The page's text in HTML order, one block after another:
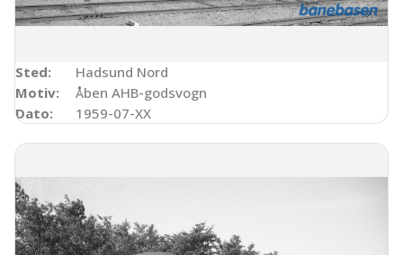
Sted:
Hadsund Nord
Motiv:
Åben AHB-godsvogn
Dato:
1959-07-XX